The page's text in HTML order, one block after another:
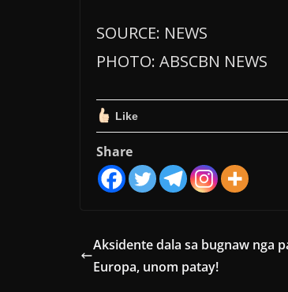
SOURCE: NEWS
PHOTO: ABSCBN NEWS
Like
Share
Aksidente dala sa bugnaw nga
Europa, unom patay!